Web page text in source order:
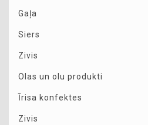
Gaļa
Siers
Zivis
Olas un olu produkti
Īrisa konfektes
Zivis